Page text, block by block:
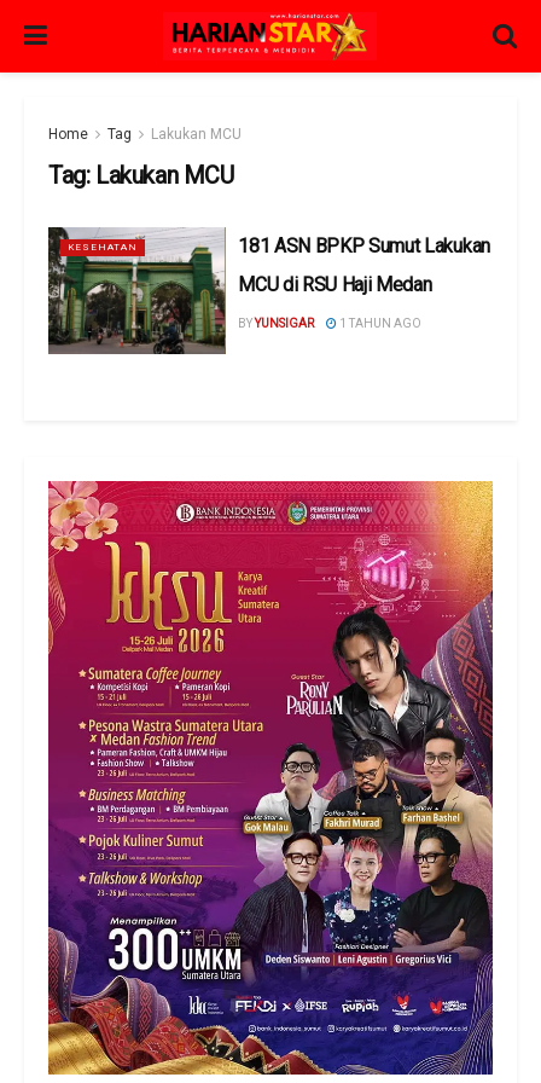
Home Tag Lakukan MCU
Tag: Lakukan MCU
KESEHATAN
181 ASN BPKP Sumut Lakukan
MCU di RSU Haji Medan
BYYUNSIGAR 1 TAHUN AGO